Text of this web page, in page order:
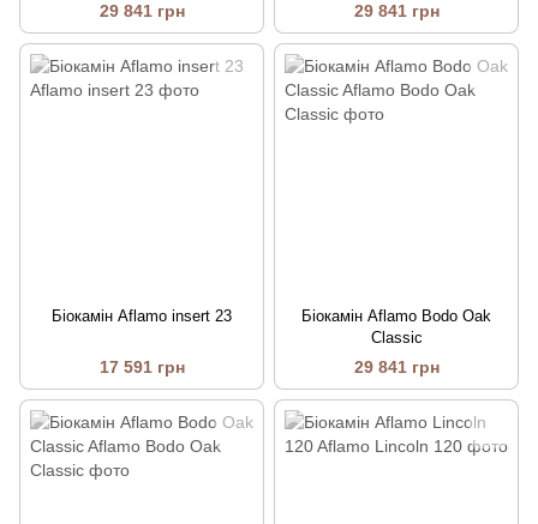
29 841 грн 29 841 грн
Біокамін Aflamo insert 23
17 591 грн
Біокамін Aflamo Bodo Oak
Classic
29 841 грн